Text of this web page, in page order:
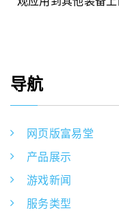
导航
网页版富易堂
产品展示
游戏新闻
服务类型